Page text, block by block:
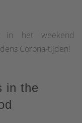
in het weekend
Corona-tijden!
in the